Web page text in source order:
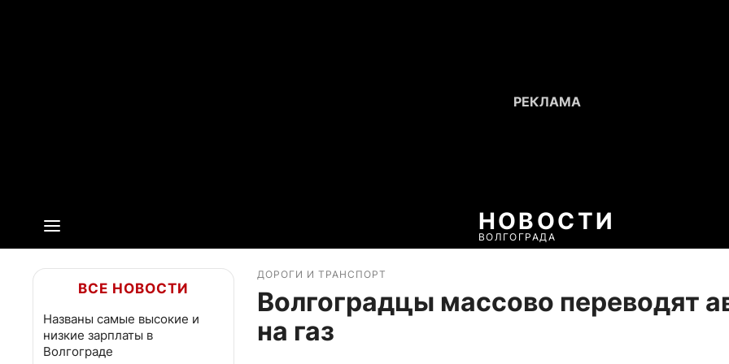
НОВОСТИ
ВОЛГОГРАДА
ВСЕ НОВОСТИ
Названы самые высокие и
низкие зарплаты в
Волгограде
ДОРОГИ И ТРАНСПОРТ
Волгоградцы массово переводят
на газ